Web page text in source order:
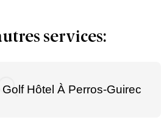
services:
Golf Hôtel À Perros-Guirec